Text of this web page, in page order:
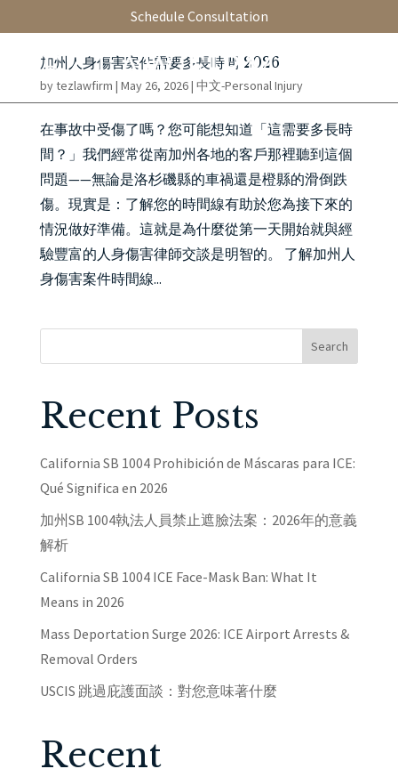
Schedule Consultation
加州人身傷害案件需要多長時間 2026
bytezlawfirm | May 26, 2026| 中文-Personal Injury
在事故中受傷了嗎？您可能想知道「這需要多長時
間？」我們經常從南加州各地的客戶那裡聽到這個
問題——無論是洛杉磯縣的車禍還是橙縣的滑倒跌
傷。現實是：了解您的時間線有助於您為接下來的
情況做好準備。這就是為什麼從第一天開始就與經
驗豐富的人身傷害律師交談是明智的。 了解加州人
身傷害案件時間線...
Search
Recent Posts
California SB 1004 Prohibición de Máscaras para ICE:
Qué Significa en 2026
加州SB 1004執法人員禁止遮臉法案：2026年的意義
解析
California SB 1004 ICE Face-Mask Ban: What It
Means in 2026
Mass Deportation Surge 2026: ICE Airport Arrests &
Removal Orders
USCIS 跳過庇護面談：對您意味著什麼
Recent